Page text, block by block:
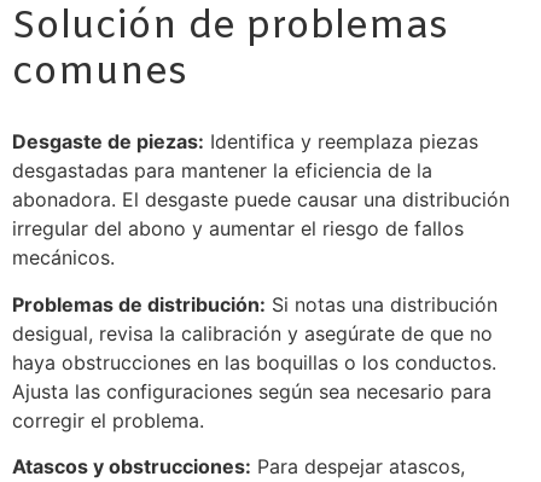
Solución de problemas
comunes
Desgaste de piezas: Identifica y reemplaza piezas
desgastadas para mantener la eficiencia de la
abonadora. El desgaste puede causar una distribución
irregular del abono y aumentar el riesgo de fallos
mecánicos.
Problemas de distribución: Si notas una distribución
desigual, revisa la calibración y asegúrate de que no
haya obstrucciones en las boquillas o los conductos.
Ajusta las configuraciones según sea necesario para
corregir el problema.
Atascos y obstrucciones: Para despejar atascos,